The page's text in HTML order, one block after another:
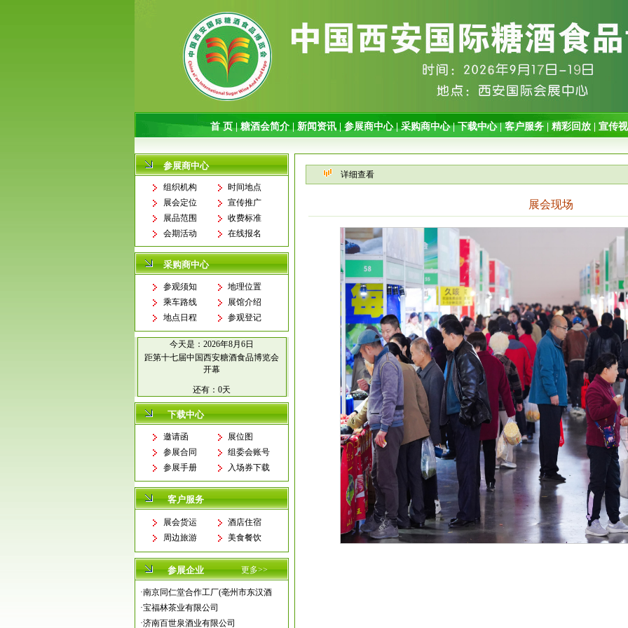
参展商中心
组织机构
时间地点
展会定位
宣传推广
展品范围
收费标准
会期活动
在线报名
采购商中心
参观须知
地理位置
乘车路线
展馆介绍
地点日程
参观登记
今天是： 2026年8月6日
距第十七届中国西安糖酒食品博览会
开幕
还有： 0天
下载中心
邀请函
展位图
参展合同
组委会账号
参展手册
入场券下载
客户服务
展会货运
酒店住宿
周边旅游
美食餐饮
参展企业 更多>>
·南京同仁堂合作工厂(亳州市东汉酒
·宝福林茶业有限公司
·济南百世泉酒业有限公司
详细查看
展会现场